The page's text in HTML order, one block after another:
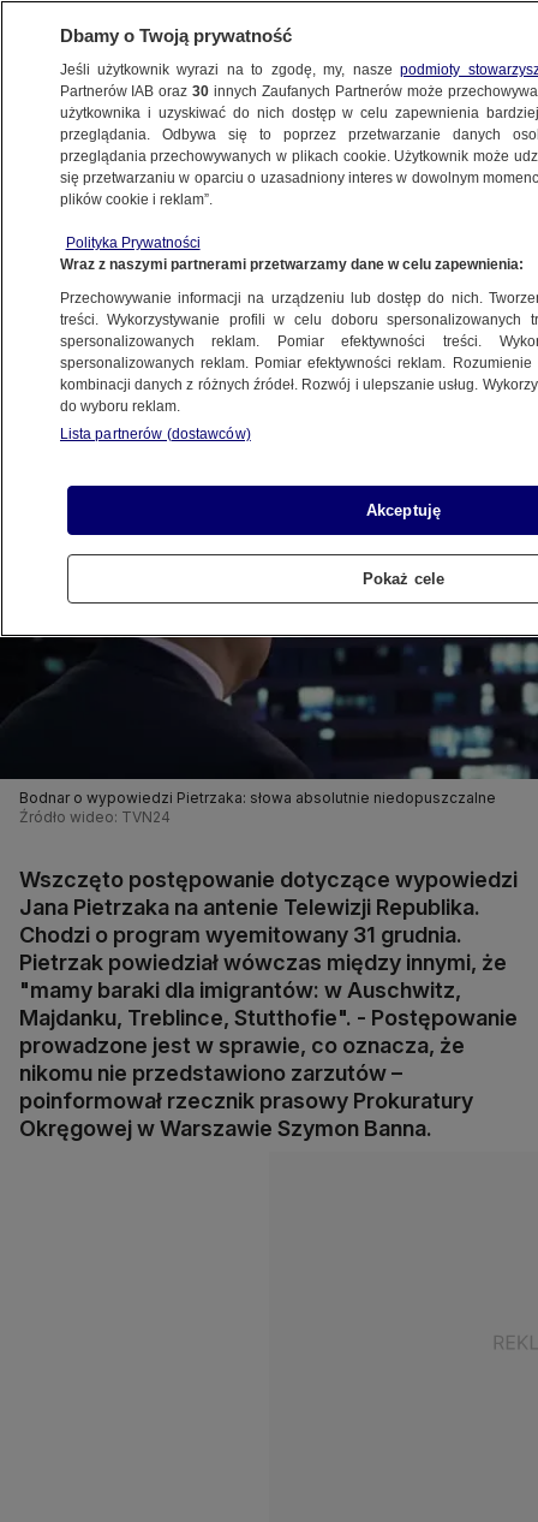
PILNE Ukraina wydała zgodę na kolejne ekshumacje
POLSKA
Słowa Pietrzaka o migrantach. Prokuratura
wszczyna postępowanie
2.01.2024, 15:23
Udostępnij
Bodnar o wypowiedzi Pietrzaka: słowa absolutnie niedopuszczalne
Źródło wideo: TVN24
Wszczęto postępowanie dotyczące wypowiedzi
Jana Pietrzaka na antenie Telewizji Republika.
Chodzi o program wyemitowany 31 grudnia.
Pietrzak powiedział wówczas między innymi, że
"mamy baraki dla imigrantów: w Auschwitz,
Majdanku, Treblince, Stutthofie". - Postępowanie
prowadzone jest w sprawie, co oznacza, że
nikomu nie przedstawiono zarzutów –
poinformował rzecznik prasowy Prokuratury
Okręgowej w Warszawie Szymon Banna.
Dbamy o Twoją prywatność
Jeśli użytkownik wyrazi na to zgodę, my, naszepodmioty
Partnerów IAB oraz30 innych Zaufanych Partnerów może
użytkownika i uzyskiwać do nich dostęp w celu zapewnienia
przeglądania. Odbywa się to poprzez przetwarzanie danych
przeglądania przechowywanych w plikach cookie. Użytkownik może
się przetwarzaniu w oparciu o uzasadniony interes w dowolnym
plików cookie i reklam”.
Polityka Prywatności
Wraz z naszymi partnerami przetwarzamy dane w celu zapewnienia:
Przechowywanie informacji na urządzeniu lub dostęp do nich.
treści. Wykorzystywanie profili w celu doboru spersonalizowanych
spersonalizowanych reklam. Pomiar efektywności treści.
spersonalizowanych reklam. Pomiar efektywności reklam.
kombinacji danych z różnych źródeł. Rozwój i ulepszanie usług.
do wyboru reklam.
Lista partnerów (dostawców)
Akceptuję
Pokaż cele